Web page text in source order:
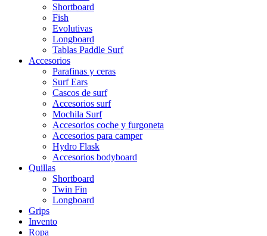
Shortboard
Fish
Evolutivas
Longboard
Tablas Paddle Surf
Accesorios
Parafinas y ceras
Surf Ears
Cascos de surf
Accesorios surf
Mochila Surf
Accesorios coche y furgoneta
Accesorios para camper
Hydro Flask
Accesorios bodyboard
Quillas
Shortboard
Twin Fin
Longboard
Grips
Invento
Ropa